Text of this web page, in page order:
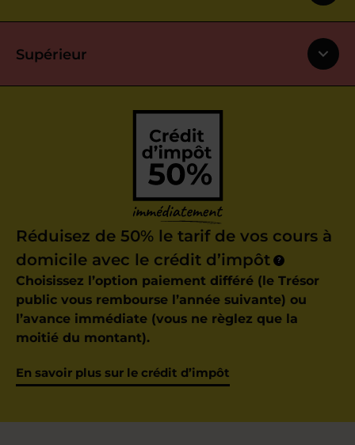
Supérieur
Réduisez de 50% le tarif de vos cours à
domicile avec le crédit d’impôt
?
Choisissez l’option paiement différé (le Trésor
public vous rembourse l’année suivante) ou
l’avance immédiate (vous ne règlez que la
moitié du montant).
En savoir plus sur le crédit d’impôt